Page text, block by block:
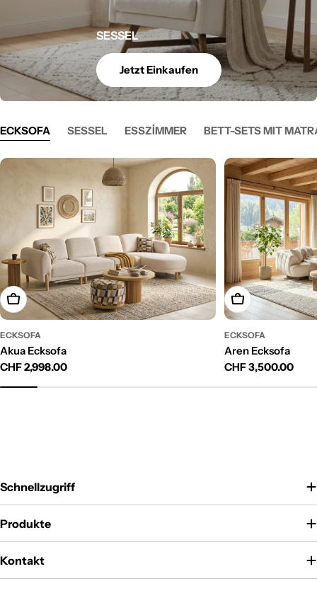
SESSEL
Jetzt Einkaufen
ECKSOFA SESSEL ESSZİMMER BETT-SETS MIT
In Den Warenkorb Legen
ECKSOFA
Akua Ecksofa
Regulärer
CHF 2,998.00
In Den
ECKSOFA
Aren Ecksofa
Regulärer
CHF 3,500.00
Schnellzugriff
Produkte
Kontakt